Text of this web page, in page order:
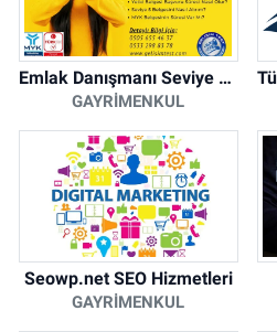
Emlak Danışmanı Seviye 5 Mesleki Yeterlilik Belgesi
GAYRIMENKUL
Seowp.net SEO Hizmetleri
GAYRIMENKUL